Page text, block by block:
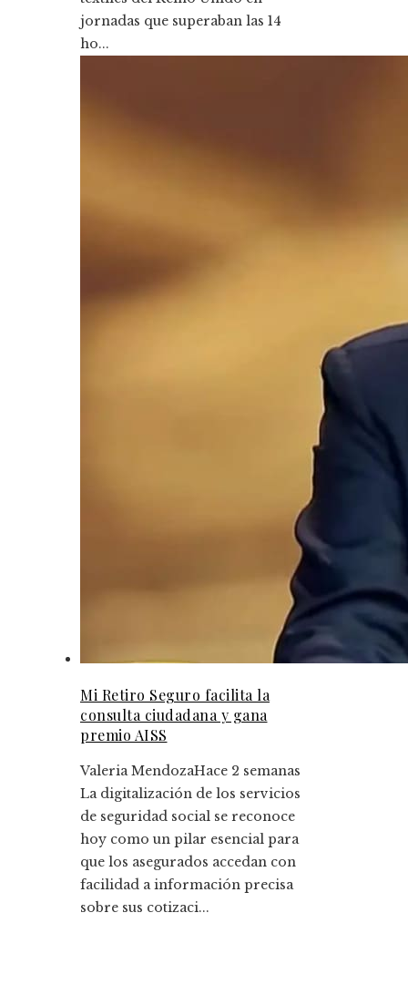
jornadas que superaban las 14
ho...
Mi Retiro Seguro facilita la
consulta ciudadana y gana
premio AISS
Valeria MendozaHace 2 semanas
La digitalización de los servicios
de seguridad social se reconoce
hoy como un pilar esencial para
que los asegurados accedan con
facilidad a información precisa
sobre sus cotizaci...